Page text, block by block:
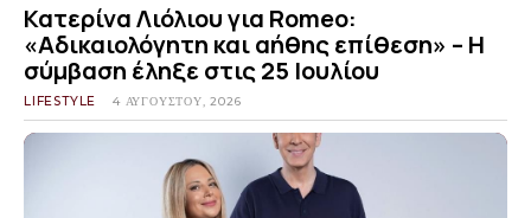
Κατερίνα Λιόλιου για Romeo:
«Αδικαιολόγητη και αήθης επίθεση» – Η
σύμβαση έληξε στις 25 Ιουλίου
LIFESTYLE 4 ΑΥΓΟΎΣΤΟΥ, 2026